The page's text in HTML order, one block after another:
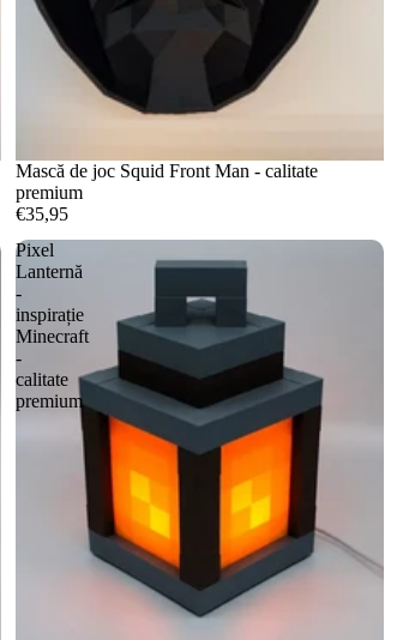
Mască de joc Squid Front Man - calitate
premium
€35,95
Pixel
Lanternă
-
inspirație
Minecraft
-
calitate
premium